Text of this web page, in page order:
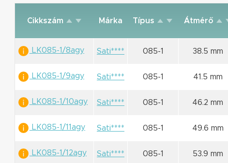
Cikkszám Márka Típus Átmérő
LK085-1/8agy Sati**** 085-1 38.5 mm
LK085-1/9agy Sati**** 085-1 41.5 mm
LK085-1/10agy Sati**** 085-1 46.2 mm
LK085-1/11agy Sati**** 085-1 49.6 mm
LK085-1/12agy Sati**** 085-1 53.9 mm